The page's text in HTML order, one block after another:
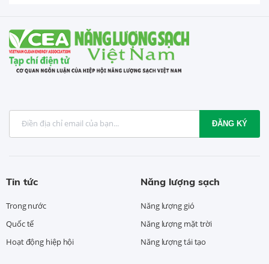
ĐĂNG KÝ
Tin tức
Trong nước
Quốc tế
Hoạt động hiệp hội
Năng lượng sạch
Năng lượng gió
Năng lượng mặt trời
Năng lượng tái tạo